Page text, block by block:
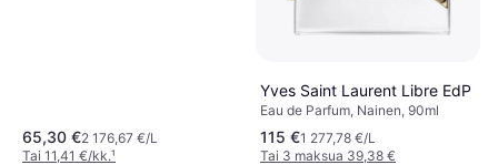
65,30 €2 176,67 €/L
Tai 11,41 €/kk.¹
Yves Saint Laurent Libre EdP
Eau de Parfum, Nainen, 90ml
115 €1 277,78 €/L
Tai 3 maksua 39,38 €